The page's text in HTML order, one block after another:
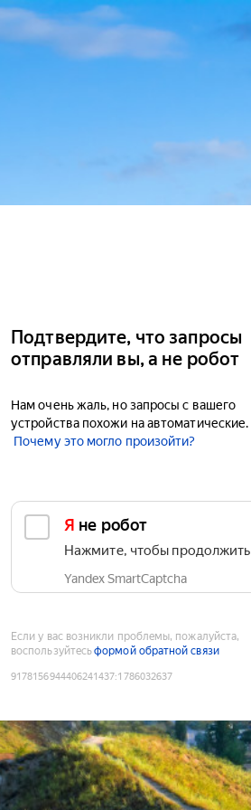
Подтвердите, что запросы
отправляли вы, а не робот
Нам очень жаль, но запросы с вашего
устройства похожи на автоматические.
Почему это могло произойти?
Я не робот
Нажмите, чтобы продолжить
Yandex SmartCaptcha
Если у вас возникли проблемы, пожалуйста,
воспользуйтесьформой обратной связи
9178156944406241437:1786032637